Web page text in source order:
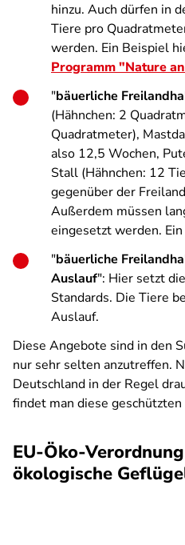
hinzu. Auch dürfen in
Tiere pro
werden. Ein Beispiel
Programm "Nature
"bäuerliche
(Hähnchen: 2
Quadratmeter),
also 12,5 Wochen,
Stall (Hähnchen: 12
gegenüber der
Außerdem müssen
eingesetzt werden.
"bäuerliche
Auslauf": Hier setzt
Standards. Die Tiere
Auslauf.
Diese Angebote sind in den
nur sehr selten anzutreffen.
Deutschland in der Regel
findet man diese
EU-Öko-
ökologische